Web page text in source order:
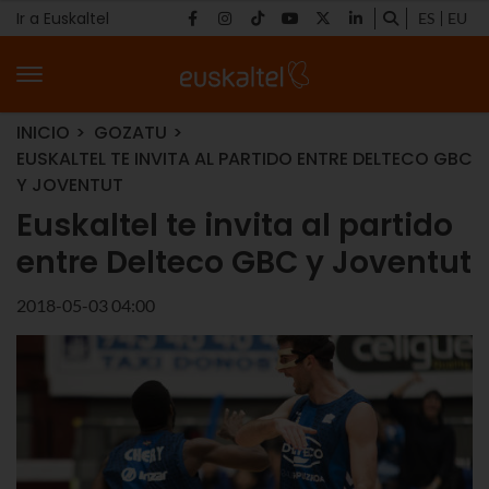
Ir a Euskaltel ES EU
INICIO
GOZATU
EUSKALTEL TE INVITA AL PARTIDO ENTRE DELTECO GBC
Y JOVENTUT
Euskaltel te invita al partido
entre Delteco GBC y Joventut
2018-05-03 04:00